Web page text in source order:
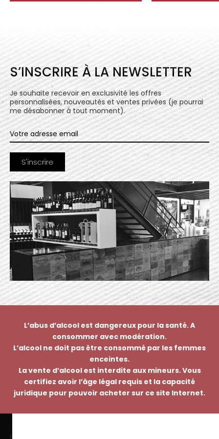
S’INSCRIRE À LA NEWSLETTER
Je souhaite recevoir en exclusivité les offres
personnalisées, nouveautés et ventes privées (je pourrai
me désabonner à tout moment).
L’abus d’alcool est dangereux pour la santé. A
consommer avec modération.
L’alcool ne doit pas être consommé par les femmes
enceintes.
La vente d’alcool est interdite aux mineurs. Vous
certifiez avoir l’âge légal requis et la capacité
juridique pour pouvoir acheter sur ce site Internet.